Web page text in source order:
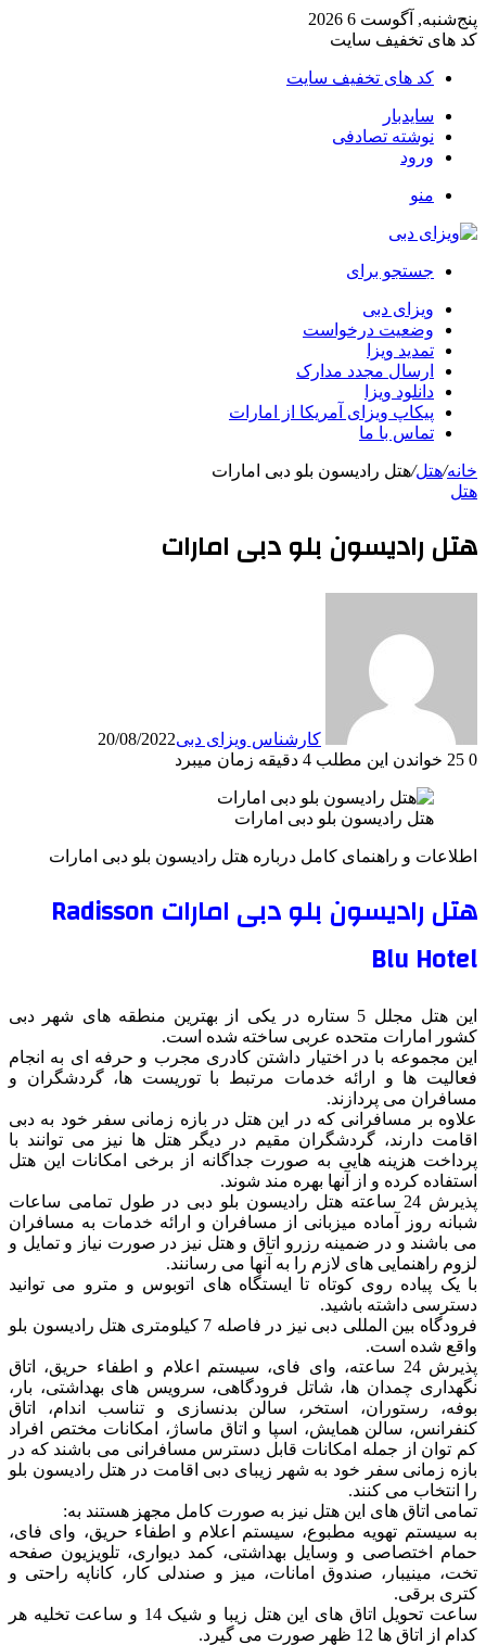
پنج‌شنبه, آگوست 6 2026
کد های تخفیف سایت
کد های تخفیف سایت
سایدبار
نوشته تصادفی
ورود
منو
جستجو برای
ویزای دبی
وضعیت درخواست
تمدید ویزا
ارسال مجدد مدارک
دانلود ویزا
پیکاپ ویزای آمریکا از امارات
تماس با ما
خانه/هتل/هتل رادیسون بلو دبی امارات
هتل
هتل رادیسون بلو دبی امارات
کارشناس ویزای دبی20/08/2022
0
خواندن این مطلب 4 دقیقه زمان میبرد
هتل رادیسون بلو دبی امارات
اطلاعات و راهنمای کامل درباره هتل رادیسون بلو دبی امارات
هتل رادیسون بلو دبی امارات Radisson
Blu Hotel
این هتل مجلل 5 ستاره در یکی از بهترین منطقه های شهر دبی
کشور امارات متحده عربی ساخته شده است.
این مجموعه با در اختیار داشتن کادری مجرب و حرفه ای به انجام
فعالیت ها و ارائه خدمات مرتبط با توریست ها، گردشگران و
مسافران می پردازند.
علاوه بر مسافرانی که در این هتل در بازه زمانی سفر خود به دبی
اقامت دارند، گردشگران مقیم در دیگر هتل ها نیز می توانند با
پرداخت هزینه هایی به صورت جداگانه از برخی امکانات این هتل
استفاده کرده و از آنها بهره مند شوند.
پذیرش 24 ساعته هتل رادیسون بلو دبی در طول تمامی ساعات
شبانه روز آماده میزبانی از مسافران و ارائه خدمات به مسافران
می باشند و در ضمینه رزرو اتاق و هتل نیز در صورت نیاز و تمایل و
لزوم راهنمایی های لازم را به آنها می رسانند.
با یک پیاده روی کوتاه تا ایستگاه های اتوبوس و مترو می توانید
دسترسی داشته باشید.
فرودگاه بین المللی دبی نیز در فاصله 7 کیلومتری هتل رادیسون بلو
واقع شده است.
پذیرش 24 ساعته، وای فای، سیستم اعلام و اطفاء حریق، اتاق
نگهداری چمدان ها، شاتل فرودگاهی، سرویس های بهداشتی، بار،
بوفه، رستوران، استخر، سالن بدنسازی و تناسب اندام، اتاق
کنفرانس، سالن همایش، اسپا و اتاق ماساژ، امکانات مختص افراد
کم توان از جمله امکانات قابل دسترس مسافرانی می باشند که در
بازه زمانی سفر خود به شهر زیبای دبی اقامت در هتل رادیسون بلو
را انتخاب می کنند.
تمامی اتاق های این هتل نیز به صورت کامل مجهز هستند به:
به سیستم تهویه مطبوع، سیستم اعلام و اطفاء حریق، وای فای،
حمام اختصاصی و وسایل بهداشتی، کمد دیواری، تلویزیون صفحه
تخت، مینیبار، صندوق امانات، میز و صندلی کار، کاناپه راحتی و
کتری برقی.
ساعت تحویل اتاق های این هتل زیبا و شیک 14 و ساعت تخلیه هر
کدام از اتاق ها 12 ظهر صورت می گیرد.